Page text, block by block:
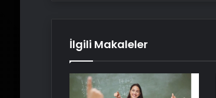
İlgili Makaleler